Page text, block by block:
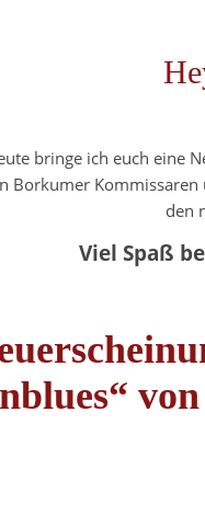
bringe ich euch eine
Borkumer
den
Viel Spaß